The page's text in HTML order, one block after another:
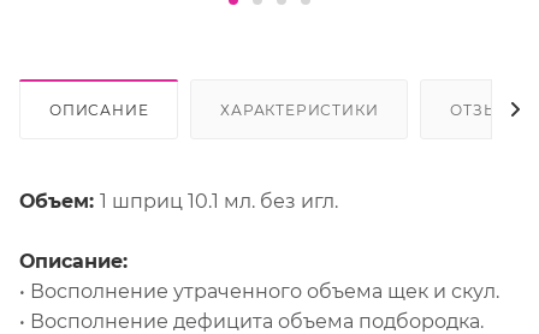
ОПИСАНИЕ ХАРАКТЕРИСТИКИ ОТЗЫВЫ
Объем: 1 шприц 10.1 мл. без игл.
Описание:
• Восполнение утраченного объема щек и скул.
• Восполнение дефицита объема подбородка.